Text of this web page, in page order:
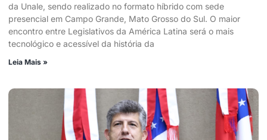
da Unale, sendo realizado no formato híbrido com sede
presencial em Campo Grande, Mato Grosso do Sul. O maior
encontro entre Legislativos da América Latina será o mais
tecnológico e acessível da história da
Leia Mais »